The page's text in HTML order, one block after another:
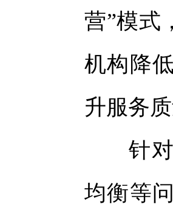
营”模式
机构降
升服务
针对
均衡等